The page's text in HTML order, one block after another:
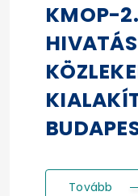
KMOP-
Tovább